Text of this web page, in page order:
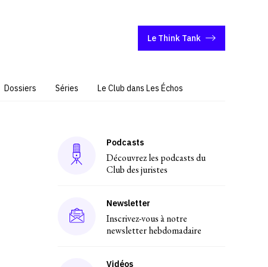
Le Think Tank
Dossiers Séries Le Club dans Les Échos
Podcasts
Découvrez les podcasts du
Club des juristes
Newsletter
Inscrivez-vous à notre
newsletter hebdomadaire
Vidéos